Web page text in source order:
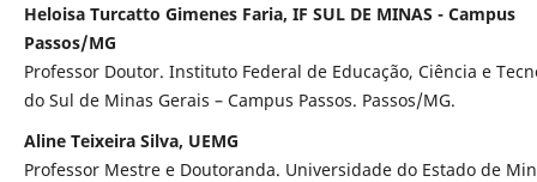
Heloisa Turcatto Gimenes Faria, IF SUL DE MINAS - Campus
Passos/MG
Professor Doutor. Instituto Federal de Educação, Ciência e
do Sul de Minas Gerais – Campus Passos. Passos/MG.
Aline Teixeira Silva, UEMG
Professor Mestre e Doutoranda. Universidade do Estado de